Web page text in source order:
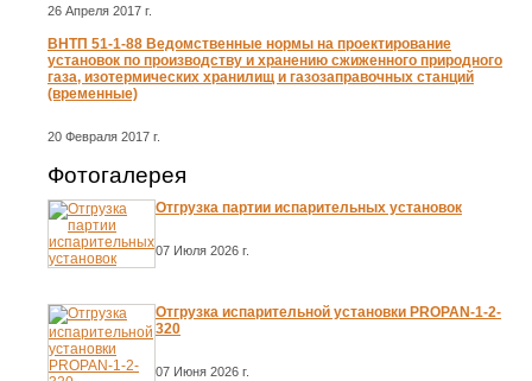
26 Апреля 2017 г.
ВНТП 51-1-88 Ведомственные нормы на проектирование
установок по производству и хранению сжиженного природного
газа, изотермических хранилищ и газозаправочных станций
(временные)
20 Февраля 2017 г.
Фотогалерея
Отгрузка партии испарительных установок
07 Июля 2026 г.
Отгрузка испарительной установки PROPAN-1-2-
320
07 Июня 2026 г.